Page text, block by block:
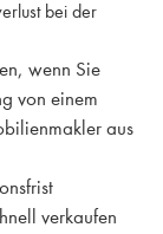
bei der
wenn Sie
von einem
aus
verkaufen